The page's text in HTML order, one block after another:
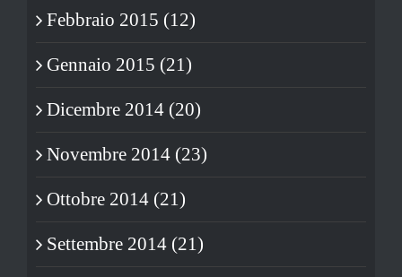
Febbraio 2015 (12)
Gennaio 2015 (21)
Dicembre 2014 (20)
Novembre 2014 (23)
Ottobre 2014 (21)
Settembre 2014 (21)